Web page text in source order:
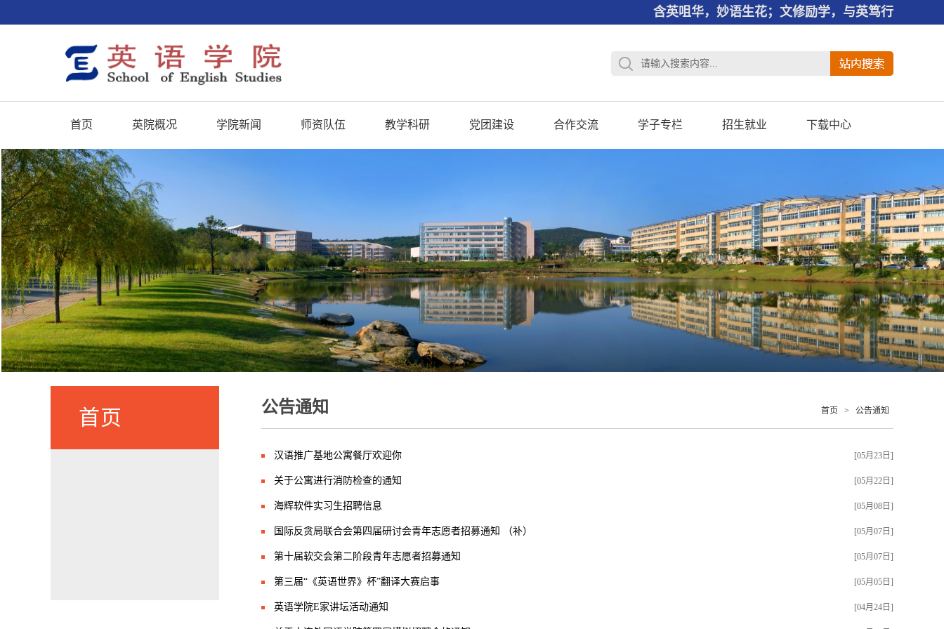
含英咀华，妙语生花；文修励学，与英笃行
首页 英院概况 学院新闻 师资队伍 教学科研 党团建设 合作交流 学子专栏 招生就业 下载中心
首页 公告通知 首页 > 公告通知
汉语推广基地公寓餐厅欢迎你 [05月23日]
关于公寓进行消防检查的通知 [05月22日]
海辉软件实习生招聘信息 [05月08日]
国际反贪局联合会第四届研讨会青年志愿者招募通知 （补） [05月07日]
第十届软交会第二阶段青年志愿者招募通知 [05月07日]
第三届“《英语世界》杯”翻译大赛启事 [05月05日]
英语学院E家讲坛活动通知 [04月24日]